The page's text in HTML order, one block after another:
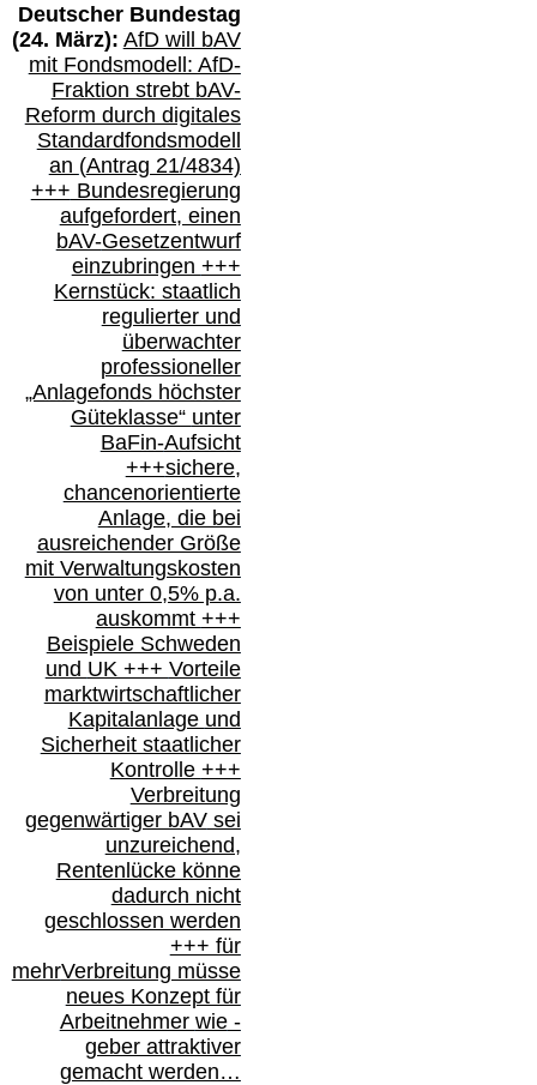
Deutscher Bundestag
(24. März): AfD will bAV
mit Fondsmodell: AfD-
Fraktion strebt bAV-
Reform durch digitales
Standardfondsmodell
an (Antrag 21/4834)
+++ Bundesregierung
aufgefordert, einen
bAV-Gesetzentwurf
einzubringen +++
Kernstück: staatlich
regulierter und
überwachter
professioneller
„Anlagefonds höchster
Güteklasse“ unter
BaFin-Aufsicht
+++sichere,
chancenorientierte
Anlage, die bei
ausreichender Größe
mit Verwaltungskosten
von unter 0,5% p.a.
auskommt +++
Beispiele Schweden
und UK +++ Vorteile
marktwirtschaftlicher
Kapitalanlage und
Sicherheit staatlicher
Kontrolle +++
Verbreitung
gegenwärtiger bAVsei
unzureichend,
Rentenlücke könne
dadurch nicht
geschlossen werden
+++ für
mehrVerbreitung müsse
neues Konzept für
Arbeitnehmer wie-
geber attraktiver
gemacht werden…